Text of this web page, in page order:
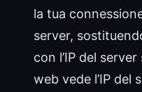
la tua
server,
con l’IP del
web vede l’IP del